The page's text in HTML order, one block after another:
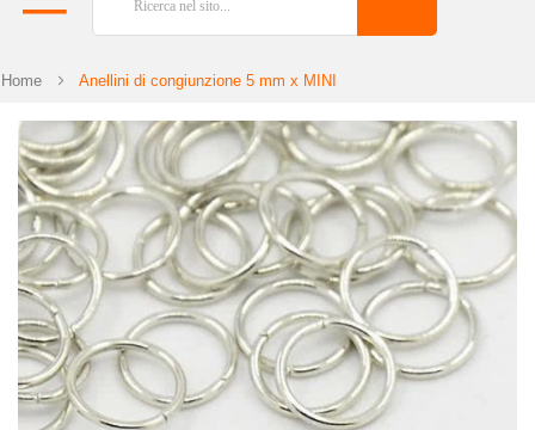
Home Anellini di congiunzione 5 mm x MINI
Vai
alla
fine
della
galleria
di
immagini